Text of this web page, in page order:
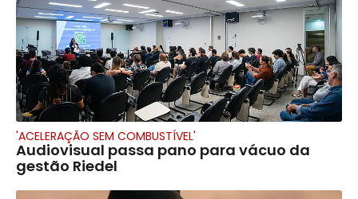
'ACELERAÇÃO SEM COMBUSTÍVEL'
Audiovisual passa pano para vácuo da
gestão Riedel